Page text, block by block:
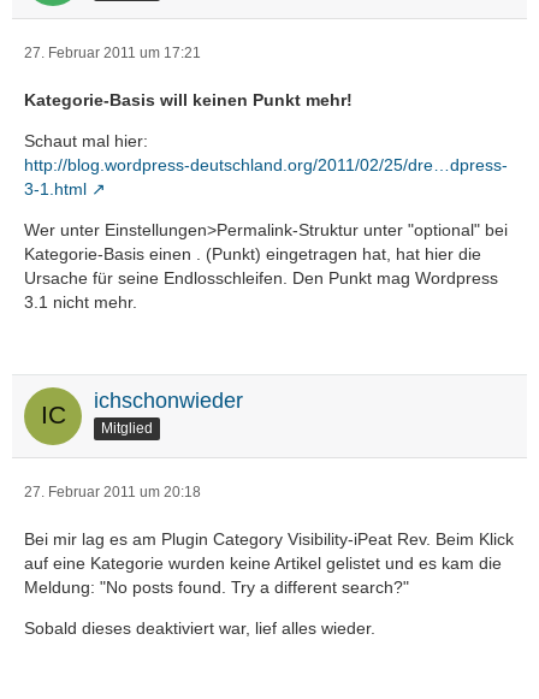
27. Februar 2011 um 17:21
Kategorie-Basis will keinen Punkt mehr!
Schaut mal hier:
http://blog.wordpress-deutschland.org/2011/02/25/dre…dpress-
3-1.html
Wer unter Einstellungen>Permalink-Struktur unter "optional" bei
Kategorie-Basis einen . (Punkt) eingetragen hat, hat hier die
Ursache für seine Endlosschleifen. Den Punkt mag Wordpress
3.1 nicht mehr.
ichschonwieder
Mitglied
27. Februar 2011 um 20:18
Bei mir lag es am Plugin Category Visibility-iPeat Rev. Beim Klick
auf eine Kategorie wurden keine Artikel gelistet und es kam die
Meldung: "No posts found. Try a different search?"
Sobald dieses deaktiviert war, lief alles wieder.